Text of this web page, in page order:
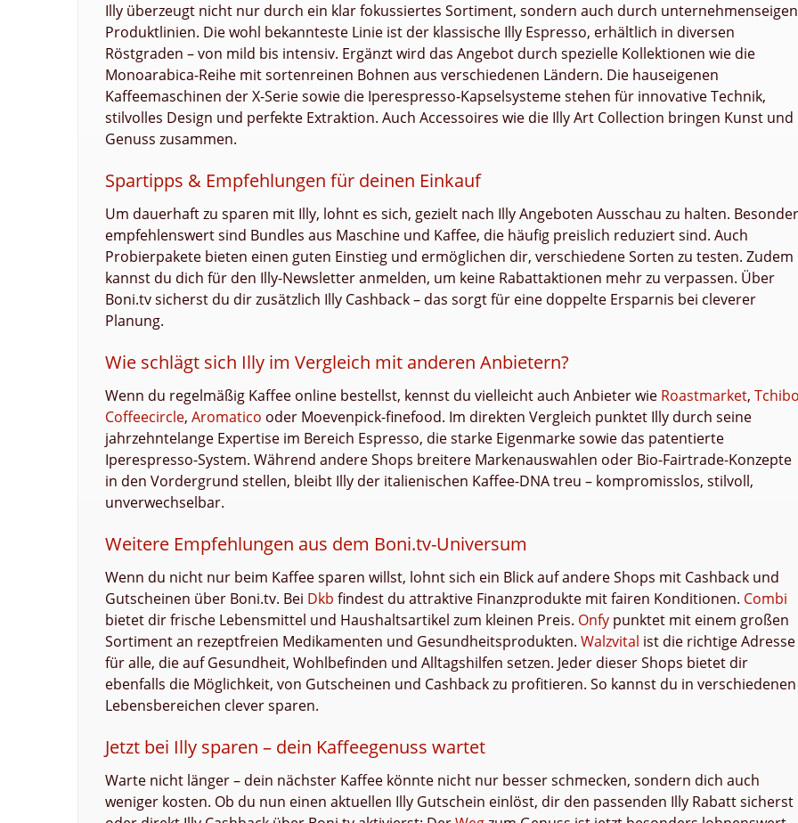
Illy überzeugt nicht nur durch ein klar fokussiertes Sortiment, sondern auch durch
Produktlinien. Die wohl bekannteste Linie ist der klassische Illy Espresso, erhältlich in diversen
Röstgraden – von mild bis intensiv. Ergänzt wird das Angebot durch spezielle Kollektionen wie die
Monoarabica-Reihe mit sortenreinen Bohnen aus verschiedenen Ländern. Die hauseigenen
Kaffeemaschinen der X-Serie sowie die Iperespresso-Kapselsysteme stehen für innovative Technik,
stilvolles Design und perfekte Extraktion. Auch Accessoires wie die Illy Art Collection bringen Kunst und
Genuss zusammen.
Spartipps & Empfehlungen für deinen Einkauf
Um dauerhaft zu sparen mit Illy, lohnt es sich, gezielt nach Illy Angeboten Ausschau zu halten.
empfehlenswert sind Bundles aus Maschine und Kaffee, die häufig preislich reduziert sind. Auch
Probierpakete bieten einen guten Einstieg und ermöglichen dir, verschiedene Sorten zu testen. Zudem
kannst du dich für den Illy-Newsletter anmelden, um keine Rabattaktionen mehr zu verpassen. Über
Boni.tv sicherst du dir zusätzlich Illy Cashback – das sorgt für eine doppelte Ersparnis bei cleverer
Planung.
Wie schlägt sich Illy im Vergleich mit anderen Anbietern?
Wenn du regelmäßig Kaffee online bestellst, kennst du vielleicht auch Anbieter wie Roastmarket, Tchibo
Coffeecircle, Aromatico oder Moevenpick-finefood. Im direkten Vergleich punktet Illy durch seine
jahrzehntelange Expertise im Bereich Espresso, die starke Eigenmarke sowie das patentierte
Iperespresso-System. Während andere Shops breitere Markenauswahlen oder Bio-Fairtrade-Konzepte
in den Vordergrund stellen, bleibt Illy der italienischen Kaffee-DNA treu – kompromisslos, stilvoll,
unverwechselbar.
Weitere Empfehlungen aus dem Boni.tv-Universum
Wenn du nicht nur beim Kaffee sparen willst, lohnt sich ein Blick auf andere Shops mit Cashback und
Gutscheinen über Boni.tv. Bei Dkb findest du attraktive Finanzprodukte mit fairen Konditionen. Combi
bietet dir frische Lebensmittel und Haushaltsartikel zum kleinen Preis. Onfy punktet mit einem großen
Sortiment an rezeptfreien Medikamenten und Gesundheitsprodukten. Walzvital ist die richtige Adresse
für alle, die auf Gesundheit, Wohlbefinden und Alltagshilfen setzen. Jeder dieser Shops bietet dir
ebenfalls die Möglichkeit, von Gutscheinen und Cashback zu profitieren. So kannst du in verschiedenen
Lebensbereichen clever sparen.
Jetzt bei Illy sparen – dein Kaffeegenuss wartet
Warte nicht länger – dein nächster Kaffee könnte nicht nur besser schmecken, sondern dich auch
weniger kosten. Ob du nun einen aktuellen Illy Gutschein einlöst, dir den passenden Illy Rabatt sicherst